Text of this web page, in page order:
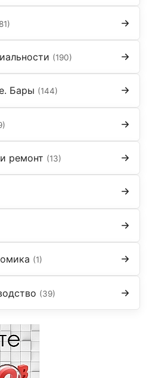
(190)
Бары (144)
ремонт (13)
(1)
(39)